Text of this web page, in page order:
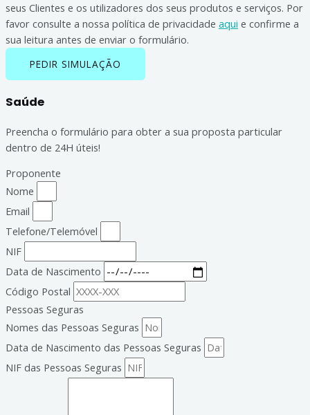
seus Clientes e os utilizadores dos seus produtos e serviços. Por
favor consulte a nossa política de privacidade aqui e confirme a
sua leitura antes de enviar o formulário.
PEDIR SIMULAÇÃO
Saúde
Preencha o formulário para obter a sua proposta particular
dentro de 24H úteis!
Proponente
Nome
Email
Telefone/Telemóvel
NIF
Data de Nascimento
Código Postal
Pessoas Seguras
Nomes das Pessoas Seguras
Data de Nascimento das Pessoas Seguras
NIF das Pessoas Seguras